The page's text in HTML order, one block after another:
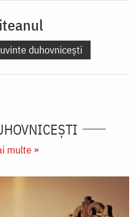
duhovnicești
multe »